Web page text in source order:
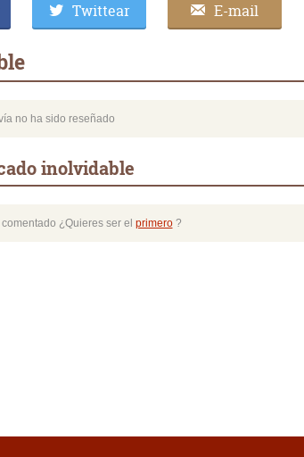
Twittear E-mail
no ha sido reseñado
inolvidable
¿Quieres ser el primero?